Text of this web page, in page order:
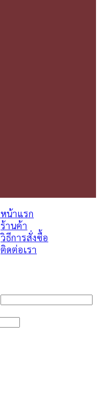
หน้าแรก
ร้านค้า
วิธีการสั่งซื้อ
ติดต่อเรา